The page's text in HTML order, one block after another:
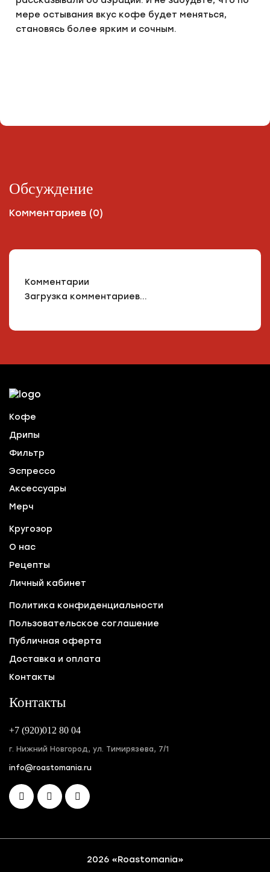
мере остывания вкус кофе будет меняться,
становясь более ярким и сочным.
Обсуждение
Комментариев (0)
Комментарии
Загрузка комментариев...
Кофе
Дрипы
Фильтр
Эспрессо
Аксессуары
Мерч
Кругозор
О нас
Рецепты
Личный кабинет
Политика конфиденциальности
Пользовательское соглашение
Публичная оферта
Доставка и оплата
Контакты
Контакты
+7 (920)012 80 04
г. Нижний Новгород, ул. Тимирязева, 7/1
info@roastomania.ru
2026 «Roastomania»